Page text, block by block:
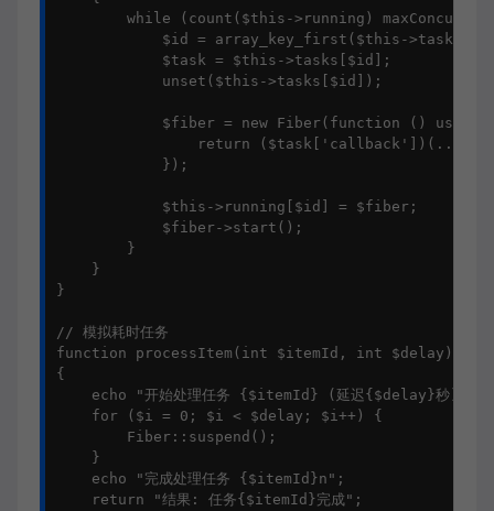
while (count($this->running)
            $id = array_key_first($this->tasks);
            $task = $this->tasks[$id];
            unset($this->tasks[$id]);
$fiber = new Fiber(function () use
return
            });
            $this->running[$id] = $fiber;
            $fiber->start();
        }
    }
}
// 模拟耗时任务
function processItem(int $itemId, int $delay):
{
    echo "开始处理任务 {$itemId} (延迟{$delay}秒)n";
    for ($i = 0; $i < $delay; $i++) {
        Fiber::suspend();
    }
    echo "完成处理任务 {$itemId}n";
    return "结果: 任务{$itemId}完成";